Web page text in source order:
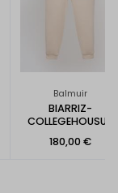
Balmuir
BIARRIZ-
COLLEGEHOUSUT
180,00 €